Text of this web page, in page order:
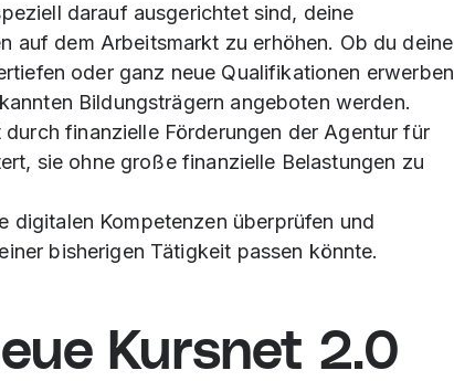
darauf ausgerichtet sind, deine
auf dem Arbeitsmarkt zu erhöhen. Ob du deine
oder ganz neue Qualifikationen erwerben
Bildungsträgern angeboten werden.
finanzielle Förderungen der Agentur für
sie ohne große finanzielle Belastungen zu
digitalen Kompetenzen überprüfen und
bisherigen Tätigkeit passen könnte.
Kursnet 2.0